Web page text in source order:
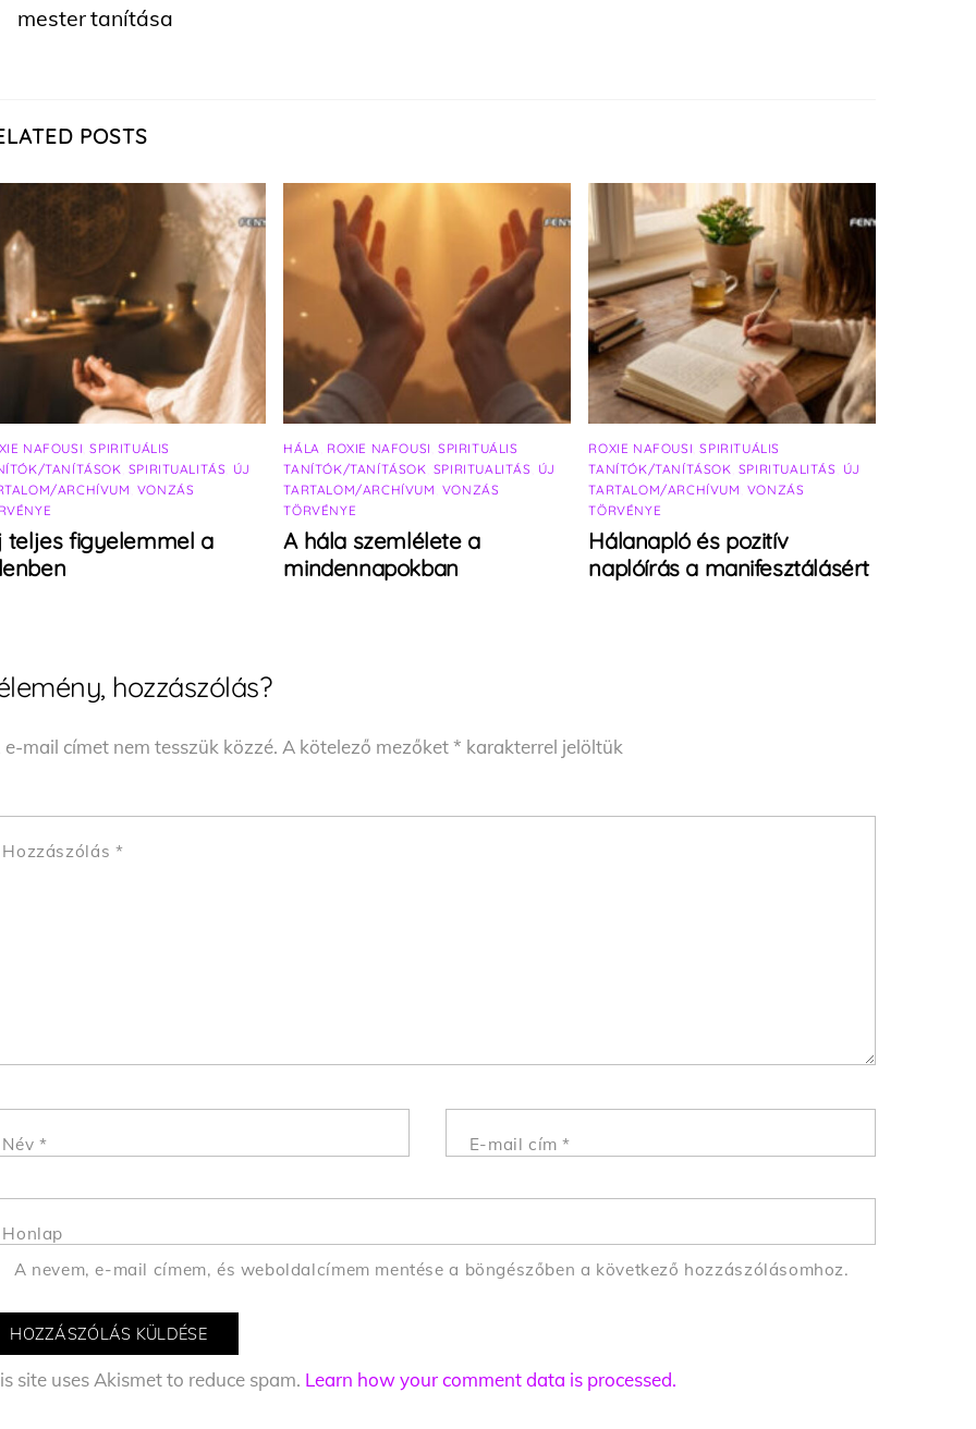
mester tanítása
POSTS
NAFOUSI ,SPIRITUÁLIS
TANÍTÁSOK SPIRITUALITÁS ÚJ
ARCHÍVUM VONZÁS
teljes figyelemmel a
HÁLA ROXIE NAFOUSI SPIRITUÁLIS
TANÍTÓK/TANÍTÁSOK SPIRITUALITÁS ÚJ
TARTALOM/ARCHÍVUM VONZÁS
TÖRVÉNYE
A hála szemlélete a
mindennapokban
ROXIE NAFOUSI ,SPIRITUÁLIS
TANÍTÓK/TANÍTÁSOK SPIRITUALITÁS ÚJ
TARTALOM/ARCHÍVUM VONZÁS
TÖRVÉNYE
Hálanapló és pozitív
naplóírás a manifesztálásért
hozzászólás?
e-mail címet nem tesszük közzé. A kötelező mezőket* karakterrel jelöltük
Hozzászólás *
Név * E-mail cím*
Honlap
A nevem, e-mail címem, és weboldalcímem mentése a böngészőben a következő hozzászólásomhoz.
site uses Akismet to reduce spam. Learn how your comment data is processed.